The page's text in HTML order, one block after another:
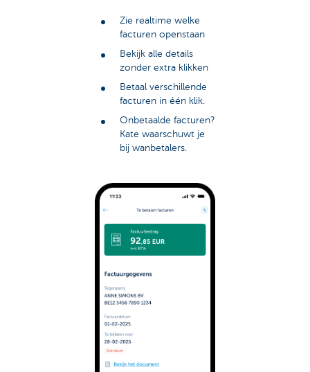
Zie realtime welke
facturen openstaan
Bekijk alle details
zonder extra klikken
Betaal verschillende
facturen in één klik.
Onbetaalde facturen?
Kate waarschuwt je
bij wanbetalers.